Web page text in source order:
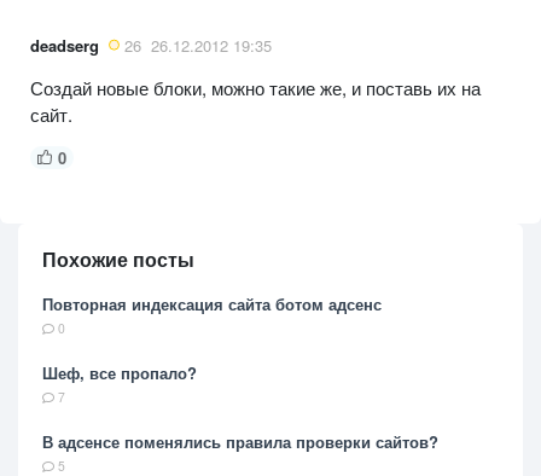
deadserg 26 26.12.2012 19:35
Создай новые блоки, можно такие же, и поставь их на
сайт.
0
Похожие посты
Повторная индексация сайта ботом адсенс
0
Шеф, все пропало?
7
В адсенсе поменялись правила проверки сайтов?
5